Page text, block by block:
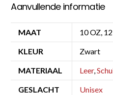
Aanvullende informatie
MAAT 10 OZ,
KLEUR Zwart
MATERIAAL Leer,
GESLACHT Unisex